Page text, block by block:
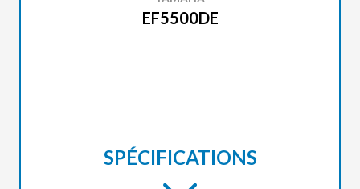
EF5500DE
SPÉCIFICATIONS